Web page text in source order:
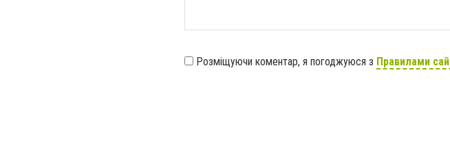
Розміщуючи коментар, я погоджуюся з Правилами